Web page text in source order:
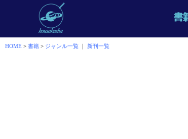
HOME > 書籍 > ジャンル一覧 ｜ 新刊一覧